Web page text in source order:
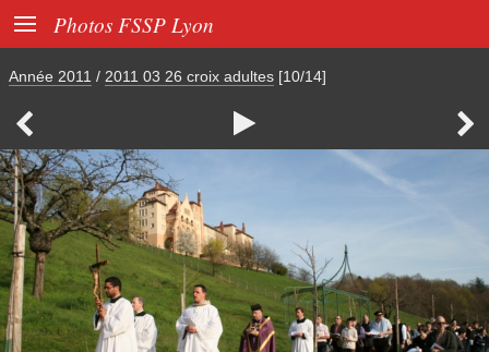
 Photos FSSP Lyon
Année 2011 / 2011 03 26 croix adultes [10/14]
  